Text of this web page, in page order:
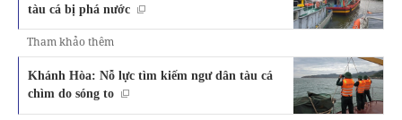
tàu cá bị phá nước
Tham khảo thêm
Khánh Hòa: Nỗ lực tìm kiếm ngư dân tàu cá
chìm do sóng to